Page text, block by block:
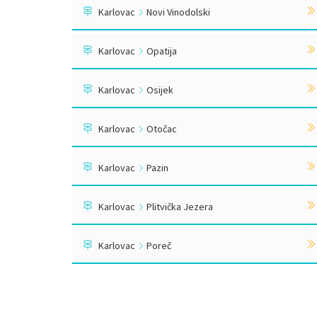
Karlovac Novi Vinodolski
Karlovac Opatija
Karlovac Osijek
Karlovac Otočac
Karlovac Pazin
Karlovac Plitvička Jezera
Karlovac Poreč